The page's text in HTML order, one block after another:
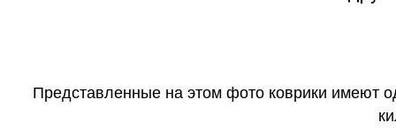
Представленные на этом фото коврики имеют